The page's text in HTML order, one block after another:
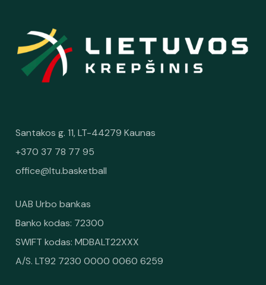
Santakos g. 11, LT-44279 Kaunas
+370 37 78 77 95
office@ltu.basketball
UAB Urbo bankas
Banko kodas: 72300
SWIFT kodas: MDBALT22XXX
A/S. LT92 7230 0000 0060 6259